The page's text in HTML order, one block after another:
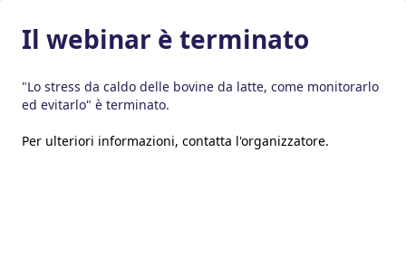
Il webinar è terminato
"Lo stress da caldo delle bovine da latte, come monitorarlo
ed evitarlo" è terminato.
Per ulteriori informazioni, contatta l'organizzatore.